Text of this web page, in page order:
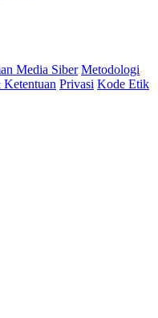
Media Siber Metodologi
Ketentuan Privasi Kode Etik